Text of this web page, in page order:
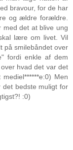
bravour, for de har
og ældre forældre.
med det at blive ung
lære om livet. Vil
på smilebåndet over
fordi enkle af dem
hvad det var det
Men
bedste muligt for
:0)